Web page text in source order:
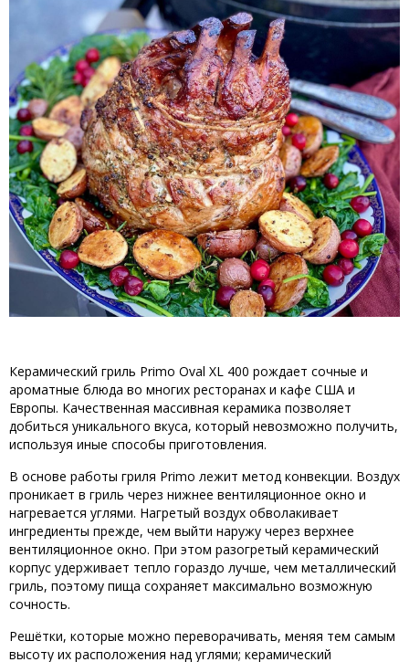
Керамический гриль Primo Oval XL 400 рождает сочные и
ароматные блюда во многих ресторанах и кафе США и
Европы. Качественная массивная керамика позволяет
добиться уникального вкуса, который невозможно получить,
используя иные способы приготовления.
В основе работы гриля Primo лежит метод конвекции. Воздух
проникает в гриль через нижнее вентиляционное окно и
нагревается углями. Нагретый воздух обволакивает
ингредиенты прежде, чем выйти наружу через верхнее
вентиляционное окно. При этом разогретый керамический
корпус удерживает тепло гораздо лучше, чем металлический
гриль, поэтому пища сохраняет максимально возможную
сочность.
Решётки, которые можно переворачивать, меняя тем самым
высоту их расположения над углями; керамический